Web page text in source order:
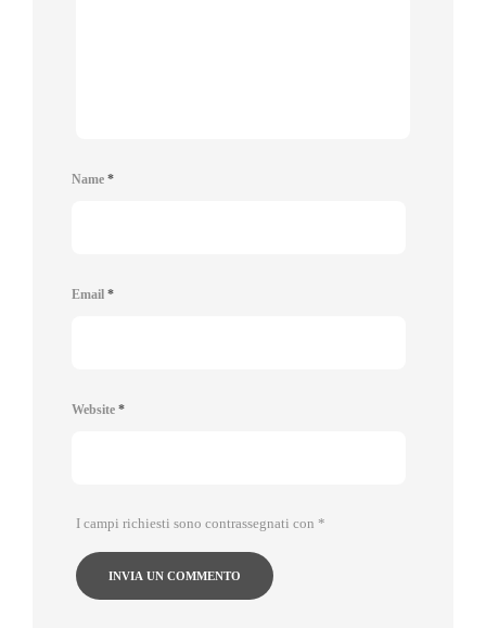
Name *
Email *
Website *
I campi richiesti sono contrassegnati con *